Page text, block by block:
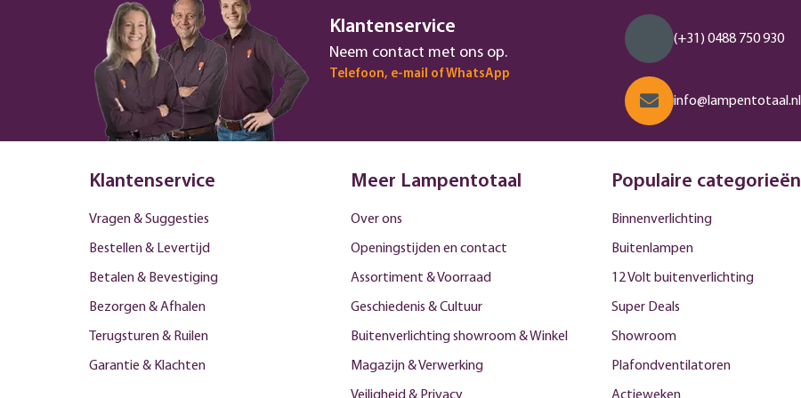
Klantenservice
Neem contact met ons op.
Telefoon, e-mail of WhatsApp
(+31) 0488 750 930
info@lampentotaal.nl
Klantenservice
Vragen & Suggesties
Bestellen & Levertijd
Betalen & Bevestiging
Bezorgen & Afhalen
Terugsturen & Ruilen
Garantie & Klachten
Meer Lampentotaal
Over ons
Openingstijden en contact
Assortiment & Voorraad
Geschiedenis & Cultuur
Buitenverlichting showroom & Winkel
Magazijn & Verwerking
Populaire categorieën
Binnenverlichting
Buitenlampen
12 Volt buitenverlichting
Super Deals
Showroom
Plafondventilatoren